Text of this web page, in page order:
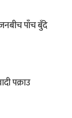
पाँच बुँदे
पक्राउ